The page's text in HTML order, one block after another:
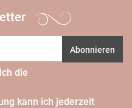
Abonnieren
die
kann ich jederzeit